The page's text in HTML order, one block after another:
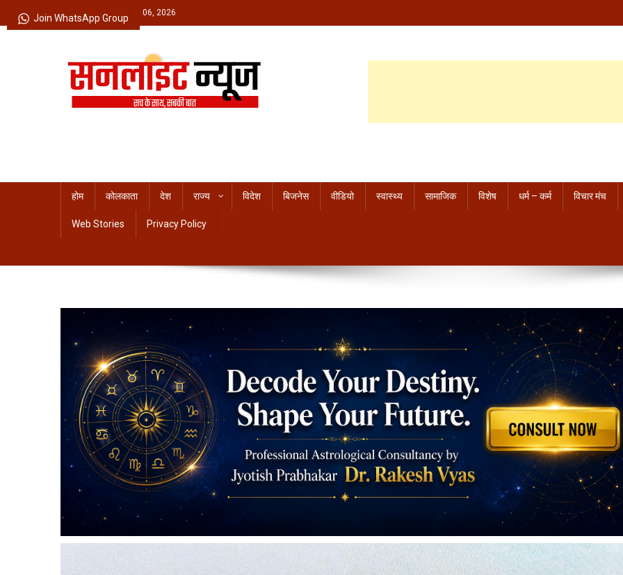
to
Thursday, August 06, 2026
होम कोलकाता देश राज्य विदेश बिजनेस वीडियो स्वास्थ्य सामाजिक विशेष धर्म – कर्म विचार मंच
Web Stories Privacy Policy
Join WhatsApp Group